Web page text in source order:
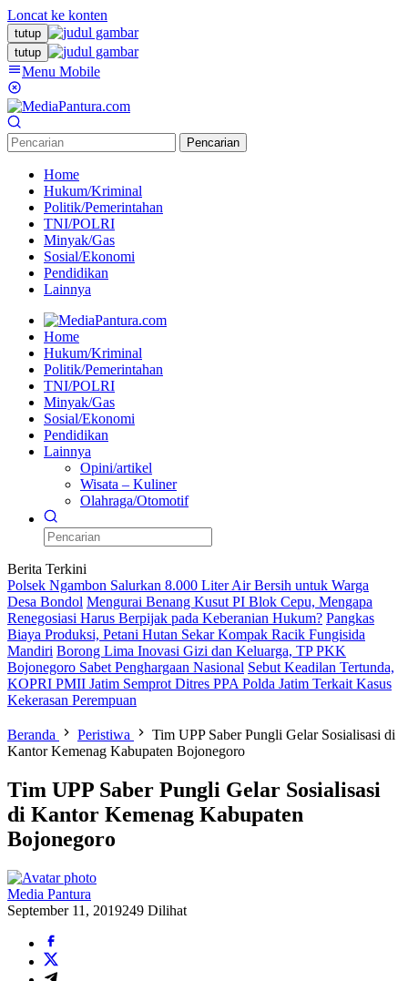
Loncat ke konten
tutup
tutup
Menu Mobile
Pencarian
Home
Hukum/Kriminal
Politik/Pemerintahan
TNI/POLRI
Minyak/Gas
Sosial/Ekonomi
Pendidikan
Lainnya
Home
Hukum/Kriminal
Politik/Pemerintahan
TNI/POLRI
Minyak/Gas
Sosial/Ekonomi
Pendidikan
Lainnya
Opini/artikel
Wisata – Kuliner
Olahraga/Otomotif
Berita Terkini
Polsek Ngambon Salurkan 8.000 Liter Air Bersih untuk Warga
Desa Bondol Mengurai Benang Kusut PI Blok Cepu, Mengapa
Renegosiasi Harus Berpijak pada Keberanian Hukum? Pangkas
Biaya Produksi, Petani Hutan Sekar Kompak Racik Fungisida
Mandiri Borong Lima Inovasi Gizi dan Keluarga, TP PKK
Bojonegoro Sabet Penghargaan Nasional Sebut Keadilan Tertunda,
KOPRI PMII Jatim Semprot Ditres PPA Polda Jatim Terkait Kasus
Kekerasan Perempuan
Beranda Peristiwa
Tim UPP Saber Pungli Gelar Sosialisasi di
Kantor Kemenag Kabupaten Bojonegoro
Tim UPP Saber Pungli Gelar Sosialisasi
di Kantor Kemenag Kabupaten
Bojonegoro
Media Pantura
September 11, 2019249 Dilihat